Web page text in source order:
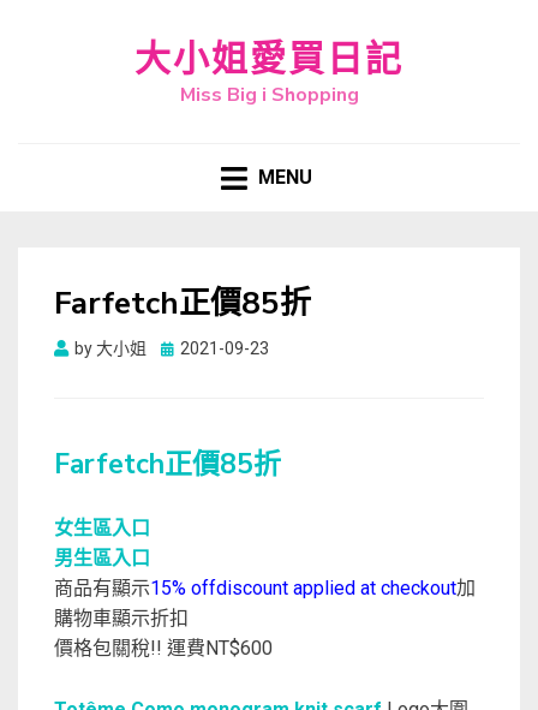
大小姐愛買日記
Miss Big i Shopping
MENU
Farfetch正價85折
by大小姐
Posted
2021-09-23
Farfetch正價85折
女生區入口
男生區入口
商品有顯示15% offdiscount applied at checkout加
購物車顯示折扣
價格包關稅!! 運費NT$600